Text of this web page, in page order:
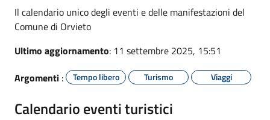
Il calendario unico degli eventi e delle manifestazioni del
Comune di Orvieto
Ultimo aggiornamento: 11 settembre 2025, 15:51
Argomenti : Tempo libero Turismo Viaggi
Calendario eventi turistici